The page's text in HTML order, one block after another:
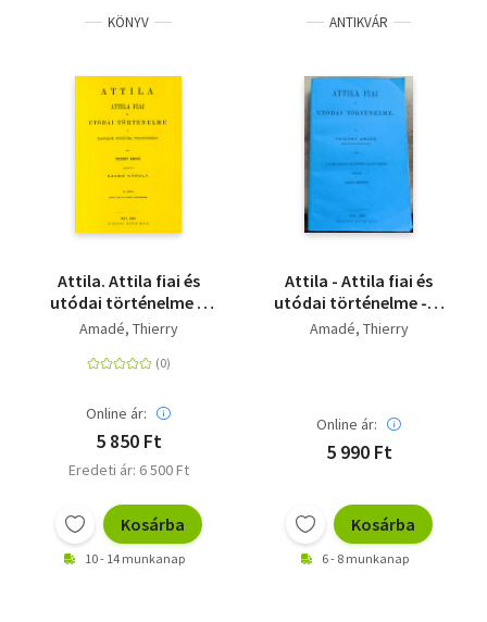
KÖNYV
Attila. Attila fiai és
utódai történelme a
magyarok Európába
Amadé, Thierry
Online ár:
5 850 Ft
Eredeti ár: 6 500 Ft
Kosárba
10 - 14 munkanap
ANTIKVÁR
Attila - Attila fiai és
utódai történelme - II.
kötet - Saját képpel
Amadé, Thierry
Online ár:
5 990 Ft
Kosárba
6 - 8 munkanap